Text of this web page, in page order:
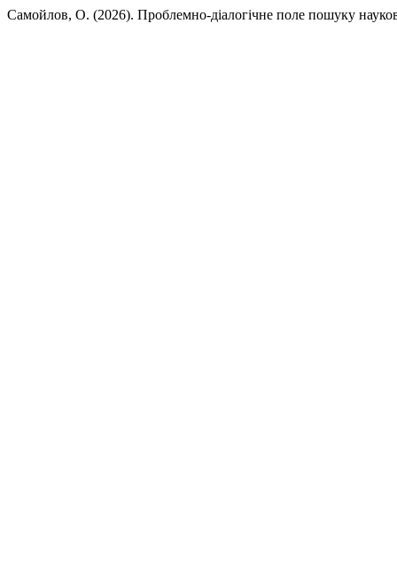
Самойлов, О. (2026). Проблемно-діалогічне поле пошуку